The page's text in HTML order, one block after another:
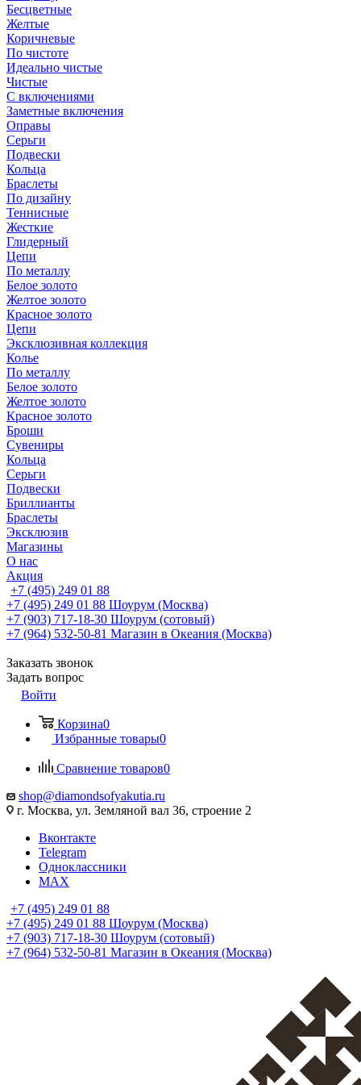
Бесцветные
Желтые
Коричневые
По чистоте
Идеально чистые
Чистые
С включениями
Заметные включения
Оправы
Серьги
Подвески
Кольца
Браслеты
По дизайну
Теннисные
Жесткие
Глидерный
Цепи
По металлу
Белое золото
Желтое золото
Красное золото
Цепи
Эксклюзивная коллекция
Колье
По металлу
Белое золото
Желтое золото
Красное золото
Броши
Сувениры
Кольца
Серьги
Подвески
Бриллианты
Браслеты
Эксклюзив
Магазины
О нас
Акция
+7 (495) 249 01 88
+7 (495) 249 01 88 Шоурум (Москва)
+7 (903) 717-18-30 Шоурум (сотовый)
+7 (964) 532-50-81 Магазин в Океания (Москва)
Заказать звонок
Задать вопрос
Войти
Корзина0
Избранные товары0
Сравнение товаров0
shop@diamondsofyakutia.ru
г. Москва, ул. Земляной вал 36, строение 2
Вконтакте
Telegram
Одноклассники
MAX
+7 (495) 249 01 88
+7 (495) 249 01 88 Шоурум (Москва)
+7 (903) 717-18-30 Шоурум (сотовый)
+7 (964) 532-50-81 Магазин в Океания (Москва)